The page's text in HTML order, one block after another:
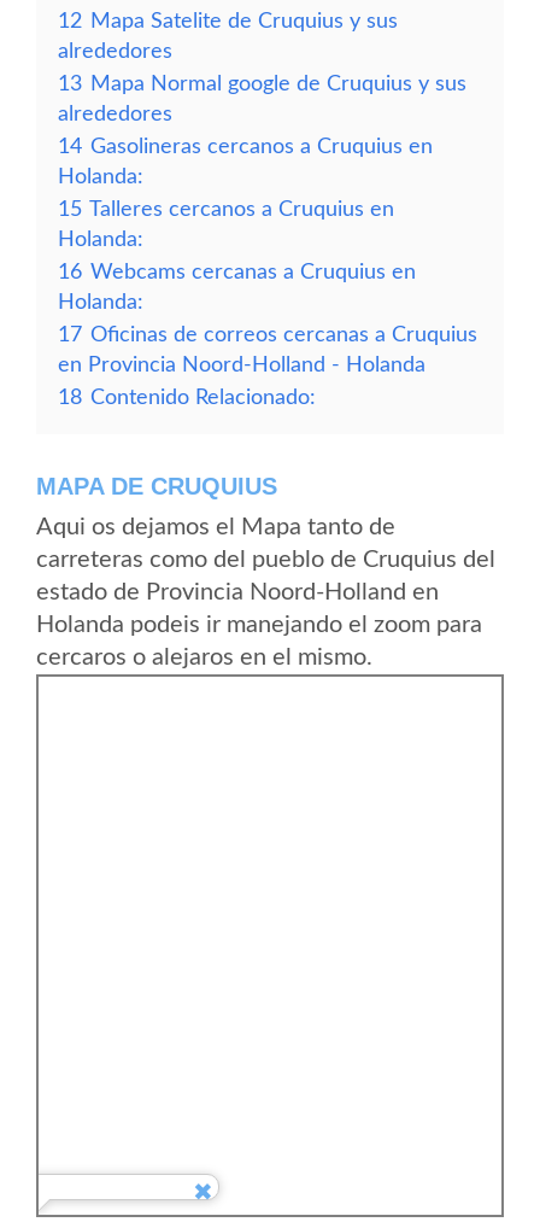
12 Mapa Satelite de Cruquius y sus
alrededores
13 Mapa Normal google de Cruquius y sus
alrededores
14 Gasolineras cercanos a Cruquius en
Holanda:
15 Talleres cercanos a Cruquius en
Holanda:
16 Webcams cercanas a Cruquius en
Holanda:
17 Oficinas de correos cercanas a Cruquius
en Provincia Noord-Holland - Holanda
18 Contenido Relacionado:
MAPA DE CRUQUIUS
Aqui os dejamos el Mapa tanto de
carreteras como del pueblo de Cruquius del
estado de Provincia Noord-Holland en
Holanda podeis ir manejando el zoom para
cercaros o alejaros en el mismo.